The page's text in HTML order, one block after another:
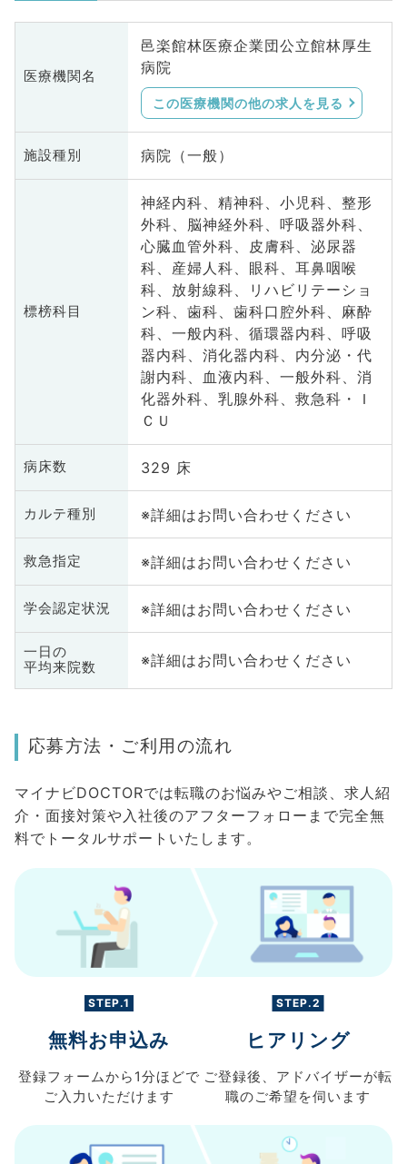
医療機関名
邑楽館林医療企業団公立館林厚生
病院
この医療機関の他の求人を見る
施設種別 病院（一般）
標榜科目
神経内科、精神科、小児科、整形
外科、脳神経外科、呼吸器外科、
心臓血管外科、皮膚科、泌尿器
科、産婦人科、眼科、耳鼻咽喉
科、放射線科、リハビリテーショ
ン科、歯科、歯科口腔外科、麻酔
科、一般内科、循環器内科、呼吸
器内科、消化器内科、内分泌・代
謝内科、血液内科、一般外科、消
化器外科、乳腺外科、救急科・Ｉ
ＣＵ
病床数 329 床
カルテ種別 ※詳細はお問い合わせください
救急指定 ※詳細はお問い合わせください
学会認定状況 ※詳細はお問い合わせください
一日の
平均来院数
※詳細はお問い合わせください
応募方法・ご利用の流れ
マイナビDOCTORでは転職のお悩みやご相談、求人紹
介・面接対策や入社後のアフターフォローまで完全無
料でトータルサポートいたします。
STEP.1
無料お申込み
登録フォームから 1分ほどで
ご入力 いただけます
STEP.2
ヒアリング
ご登録後、 アドバイザーが転
職のご希望を伺います